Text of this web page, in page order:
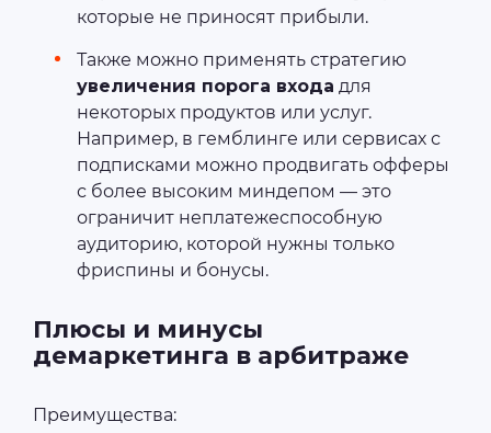
которые не приносят прибыли.
Также можно применять стратегию
увеличения порога входа для
некоторых продуктов или услуг.
Например, в гемблинге или сервисах с
подписками можно продвигать офферы
с более высоким миндепом — это
ограничит неплатежеспособную
аудиторию, которой нужны только
фриспины и бонусы.
Плюсы и минусы
демаркетинга в арбитраже
Преимущества: